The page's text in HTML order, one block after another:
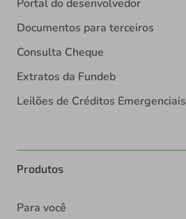
Portal do desenvolvedor
Documentos para terceiros
Consulta Cheque
Extratos da Fundeb
Leilões de Créditos Emergenciais
Produtos
Para você